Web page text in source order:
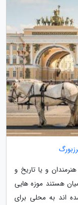
و یا تاریخ و
هستند موزه هایی
اند به محلی برای